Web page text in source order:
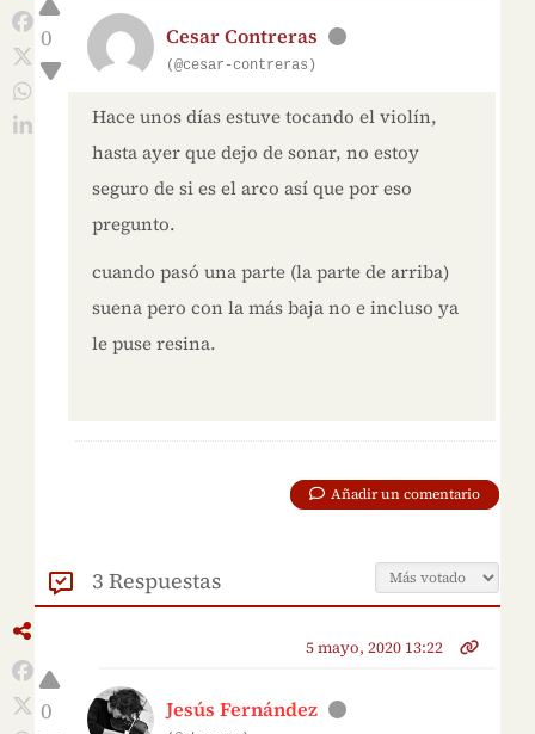
0 Cesar Contreras
(@cesar-contreras)
Hace unos días estuve tocando el violín,
hasta ayer que dejo de sonar, no estoy
seguro de si es el arco así que por eso
pregunto.
cuando pasó una parte (la parte de arriba)
suena pero con la más baja no e incluso ya
le puse resina.
Añadir un comentario
3 Respuestas
0
5 mayo, 2020 13:22
Jesús Fernández